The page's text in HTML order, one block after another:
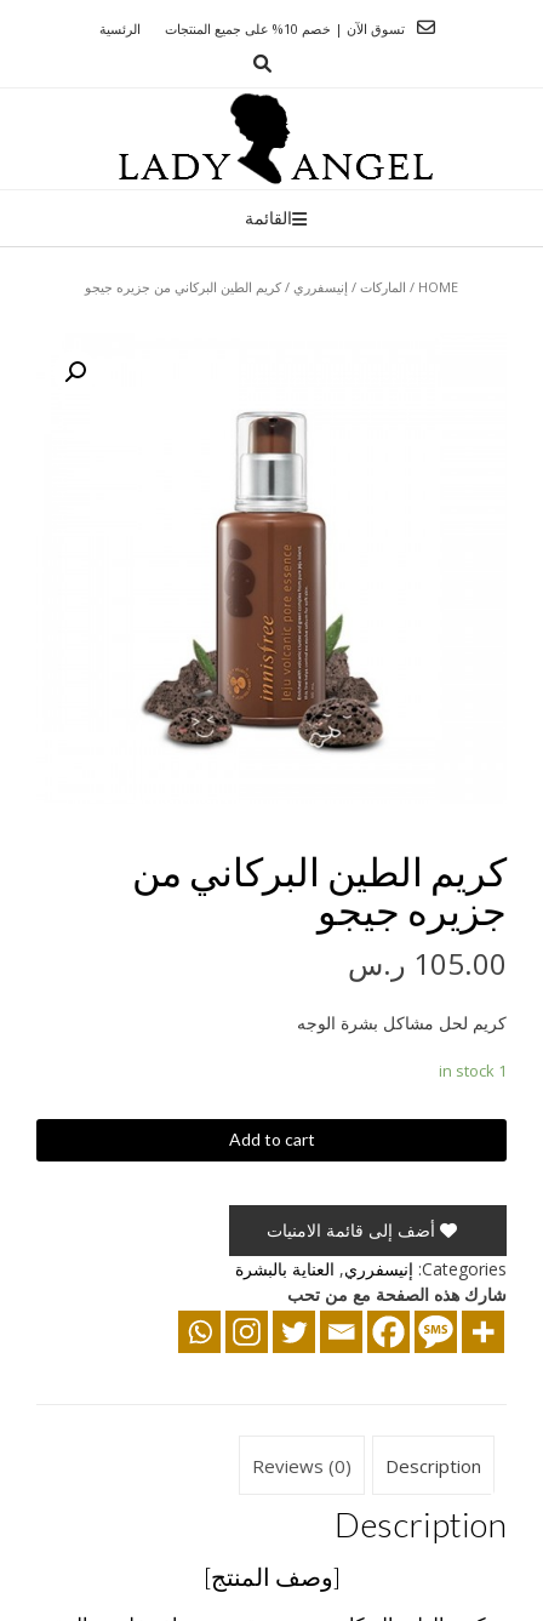
الرئسية تسوق الآن | خصم 10% على جميع المنتجات
القائمة
HOME
/ الماركات / إنيسفرري / كريم الطين البركاني من جزيره جيجو
كريم الطين البركاني من
جزيره جيجو
105.00 ر.س
كريم لحل مشاكل بشرة الوجه
1 in stock
الطين
من
جيجو
quantity
Add to cart
أضف إلى قائمة الامنيات
Categories: إنيسفرري, العناية بالبشرة
شارك هذه الصفحة مع من تحب
Description
Reviews (0)
Description
[وصف المنتج]